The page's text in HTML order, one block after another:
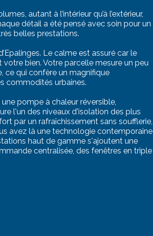
autant à l’intérieur qu’à l’extérieur,
détail a été pensé avec soin pour un
belles prestations.
Le calme est assuré car le
bien. Votre parcelle mesure un peu
ce qui confère un magnifique
commodités urbaines.
pompe à chaleur réversible,
l'un des niveaux d'isolation des plus
par un rafraîchissement sans soufflerie,
avez là une technologie contemporaine
haut de gamme s'ajoutent une
centralisée, des fenêtres en triple